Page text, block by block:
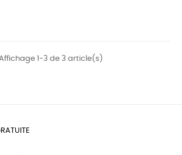
1-3 de 3 article(s)